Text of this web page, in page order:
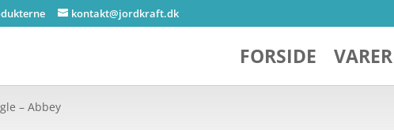
kontakt@jordkraft.dk
FORSIDE VARER
– Abbey